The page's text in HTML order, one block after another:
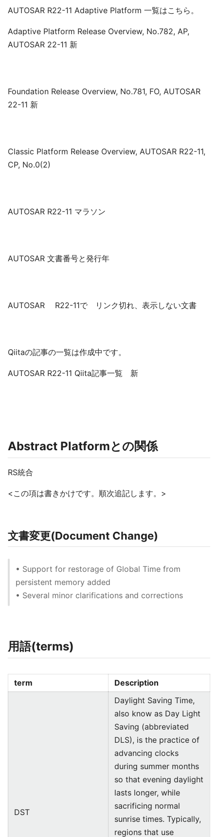
AUTOSAR R22-11 Adaptive Platform 一覧はこちら。
Adaptive Platform Release Overview, No.782, AP,
AUTOSAR 22-11 新
Foundation Release Overview, No.781, FO, AUTOSAR
22-11 新
Classic Platform Release Overview, AUTOSAR R22-11,
CP, No.0(2)
AUTOSAR R22-11 マラソン
AUTOSAR 文書番号と発行年
AUTOSAR R22-11で リンク切れ、表示しない文書
Qiitaの記事の一覧は作成中です。
AUTOSAR R22-11 Qiita記事一覧 新
Abstract Platformとの関係
RS統合
<この項は書きかけです。順次追記します。>
文書変更(Document Change)
• Support for restorage of Global Time from
persistent memory added
• Several minor clarifications and corrections
用語(terms)
term Description
DST
Daylight Saving Time,
also know as Day Light
Saving (abbreviated
DLS), is the practice of
advancing clocks
during summer months
so that evening daylight
lasts longer, while
sacrificing normal
sunrise times. Typically,
regions that use